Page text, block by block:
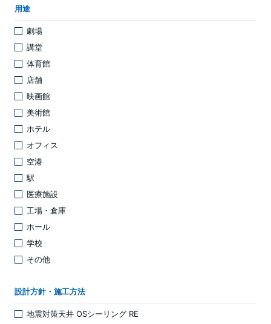
用途
劇場
講堂
体育館
店舗
映画館
美術館
ホテル
オフィス
空港
駅
医療施設
工場・倉庫
ホール
学校
その他
設計方針・施工方法
地震対策天井 OSシーリング RE